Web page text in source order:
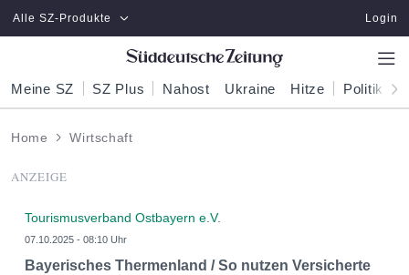
Zum Hauptinhalt springen
Alle SZ-Produkte Login
Meine SZ SZ Plus Nahost Ukraine Hitze Politik
Home Wirtschaft
ANZEIGE
Tourismusverband Ostbayern e.V.
07.10.2025 - 08:10 Uhr
Bayerisches Thermenland / So nutzen Versicherte